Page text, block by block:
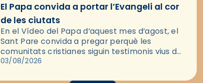
El Papa convida a portar l’Evangeli al cor
de les ciutats
En el Vídeo del Papa d’aquest mes d’agost, el
Sant Pare convida a pregar perquè les
comunitats cristianes siguin testimonis vius de
l’Evangeli enmig de les ciutats. A través d’una
03/08/2026